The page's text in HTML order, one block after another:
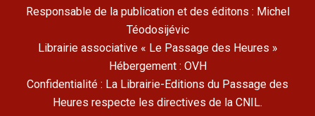
Responsable de la publication et des éditons : Michel
Téodosijévic
Librairie associative « Le Passage des Heures »
Hébergement : OVH
Confidentialité : La Librairie-Editions du Passage des
Heures respecte les directives de la CNIL.